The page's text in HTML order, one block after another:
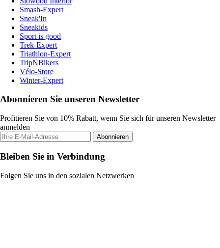
Smash-Expert
Sneak'In
Sneakids
Sport is good
Trek-Expert
Triathlon-Expert
TripNBikers
Vélo-Store
Winter-Expert
Abonnieren Sie unseren Newsletter
Profitieren Sie von 10% Rabatt, wenn Sie sich für unseren Newsletter
anmelden
Abonnieren
Bleiben Sie in Verbindung
Folgen Sie uns in den sozialen Netzwerken